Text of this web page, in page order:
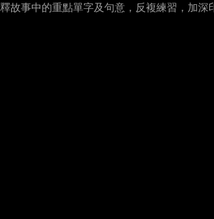
故事中的重點單字及句意，反複練習，加深